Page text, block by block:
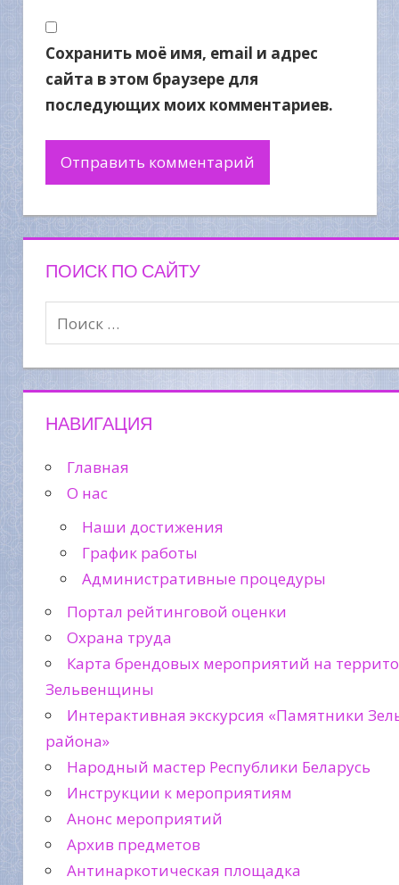
Сохранить моё имя, email и адрес
сайта в этом браузере для
последующих моих комментариев.
ПОИСК ПО САЙТУ
НАВИГАЦИЯ
Главная
О нас
Наши достижения
График работы
Административные процедуры
Портал рейтинговой оценки
Охрана труда
Карта брендовых мероприятий на
Зельвенщины
Интерактивная экскурсия «Памятники
района»
Народный мастер Республики Беларусь
Инструкции к мероприятиям
Анонс мероприятий
Архив предметов
Антинаркотическая площадка